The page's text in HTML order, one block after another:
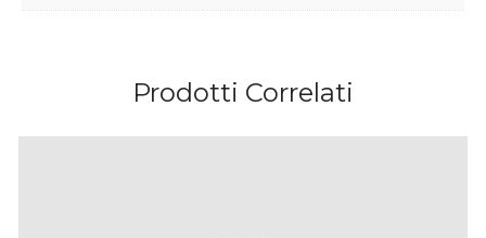
Prodotti Correlati